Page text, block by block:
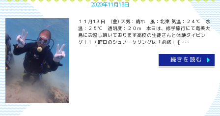
2020年11月13日
１１月1３日 (金) 天気：晴れ 風：北東 気温：２４℃ 水
温：２５℃ 透明度：２０ｍ 本日は、修学旅行にて奄美大
島にお越し頂いております高校の生徒さんと体験ダイビン
グ！！（昨日のシュノーケリングは「必修」 [……
続きを読む